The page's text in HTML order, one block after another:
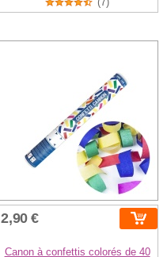
2,90 €
Canon à confettis colorés de 40